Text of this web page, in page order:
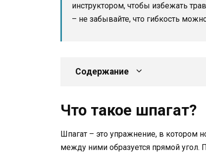
инструктором, чтобы избежать
– не забывайте, что гибкость
Содержание
Что такое шпагат?
Шпагат – это упражнение, в котором
между ними образуется прямой